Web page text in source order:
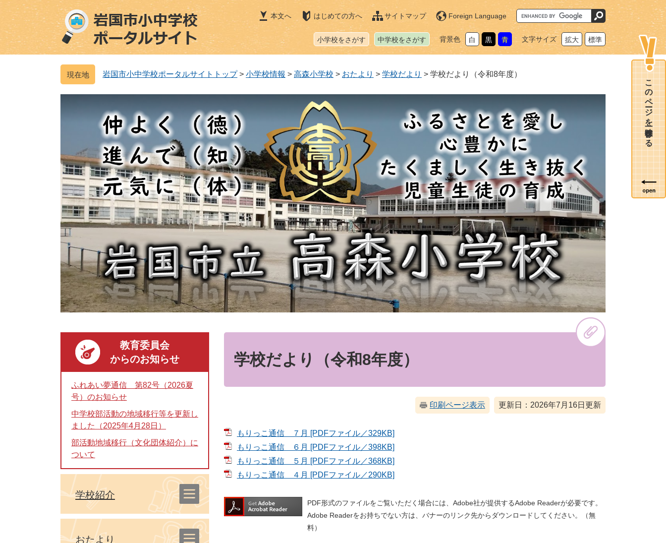
ジ
の
先
ュ
ー
を
本文へ はじめての方へ サイトマップ Foreign Language
G
o
o
カ
ム
小学校をさがす 中学校をさがす 背景色 白 黒 青 文字サイズ 拡大 標準
岩国市小中学校ポータルサイトトップ > 小学校情報 > 高森小学校 > おたより > 学校だより > 学校だより（令和8年度）
学校だより（令和8年度）
印刷ページ表示 更新日：2026年7月16日更新
もりっこ通信 ７月 [PDFファイル／329KB]
もりっこ通信 ６月 [PDFファイル／398KB]
もりっこ通信 ５月 [PDFファイル／368KB]
もりっこ通信 ４月 [PDFファイル／290KB]
PDF形式のファイルをご覧いただく場合には、Adobe社が提供するAdobe Readerが必要です。
Adobe Readerをお持ちでない方は、バナーのリンク先からダウンロードしてください。（無
料）
教育委員会
からのお知らせ
ふれあい夢通信 第82号（2026夏
号）のお知らせ
中学校部活動の地域移行等を更新し
ました（2025年4月28日）
部活動地域移行（文化団体紹介）に
ついて
学校紹介
おたより
このページを一時保存する